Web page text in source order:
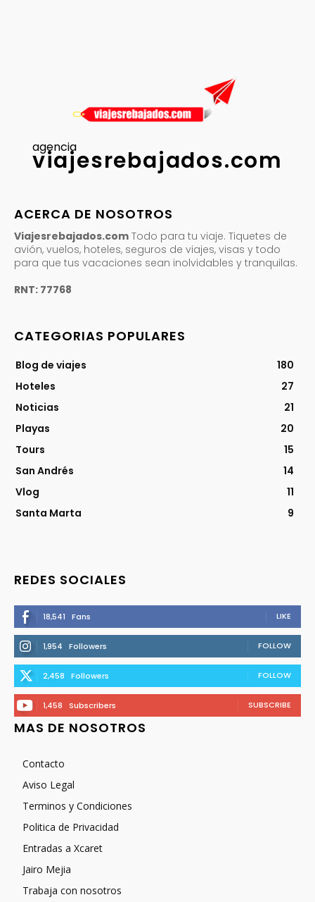
agencia
viajesrebajados.com
ACERCA DE NOSOTROS
Viajesrebajados.com Todo para tu viaje. Tiquetes de
avión, vuelos, hoteles, seguros de viajes, visas y todo
para que tus vacaciones sean inolvidables y tranquilas.
RNT: 77768
CATEGORIAS POPULARES
Blog de viajes
180
Hoteles
27
Noticias
21
Playas
20
Tours
15
San Andrés
14
Vlog
11
Santa Marta
9
REDES SOCIALES
18,541 Fans LIKE
1,954 Followers FOLLOW
2,458 Followers FOLLOW
1,458 Subscribers SUBSCRIBE
MAS DE NOSOTROS
Contacto
Aviso Legal
Terminos y Condiciones
Politica de Privacidad
Entradas a Xcaret
Jairo Mejia
Trabaja con nosotros